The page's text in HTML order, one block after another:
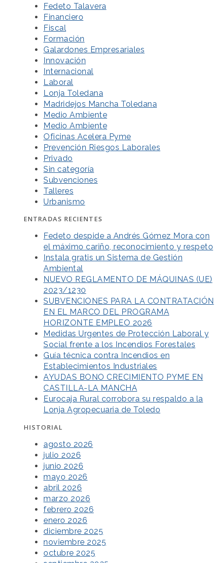
Fedeto Talavera
Financiero
Fiscal
Formación
Galardones Empresariales
Innovación
Internacional
Laboral
Lonja Toledana
Madridejos Mancha Toledana
Medio Ambiente
Medio Ambiente
Oficinas Acelera Pyme
Prevención Riesgos Laborales
Privado
Sin categoría
Subvenciones
Talleres
Urbanismo
ENTRADAS RECIENTES
Fedeto despide a Andrés Gómez Mora con
el máximo cariño, reconocimiento y respeto
Instala gratis un Sistema de Gestión
Ambiental
NUEVO REGLAMENTO DE MÁQUINAS (UE)
2023/1230
SUBVENCIONES PARA LA CONTRATACIÓN
EN EL MARCO DEL PROGRAMA
HORIZONTE EMPLEO 2026
Medidas Urgentes de Protección Laboral y
Social frente a los Incendios Forestales
Guía técnica contra Incendios en
Establecimientos Industriales
AYUDAS BONO CRECIMIENTO PYME EN
CASTILLA-LA MANCHA
Eurocaja Rural corrobora su respaldo a la
Lonja Agropecuaria de Toledo
HISTORIAL
agosto 2026
julio 2026
junio 2026
mayo 2026
abril 2026
marzo 2026
febrero 2026
enero 2026
diciembre 2025
noviembre 2025
octubre 2025